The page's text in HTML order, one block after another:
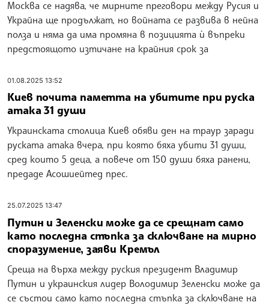
Москва се надява, че мирните преговори между Русия и
Украйна ще продължат, но войната се развива в нейна
полза и няма да има промяна в позицията ѝ въпреки
предстоящото изтичане на крайния срок за
01.08.2025 13:52
Киев почита паметта на убитите при руска
атака 31 души
Украинската столица Киев обяви ден на траур заради
руската атака вчера, при която бяха убити 31 души,
сред които 5 деца, а повече от 150 души бяха ранени,
предаде Асошиейтед прес.
25.07.2025 13:47
Путин и Зеленски може да се срещнат само
като последна стъпка за сключване на мирно
споразумение, заяви Кремъл
Среща на върха между руския президент Владимир
Путин и украинския лидер Володимир Зеленски може да
се състои само като последна стъпка за сключване на